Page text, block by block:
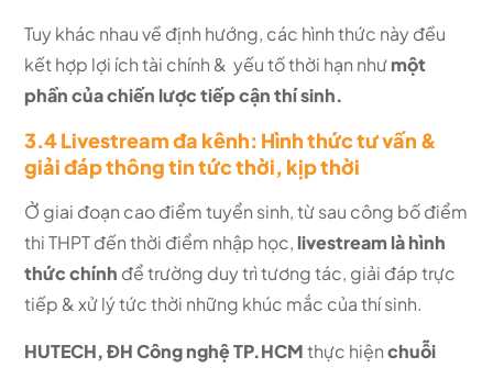
Tuy khác nhau về định hướng, các hình thức này đều
kết hợp lợi ích tài chính & yếu tố thời hạn nhưmột
phần của chiến lược tiếp cận thí sinh.
3.4 Livestream đa kênh: Hình thức tư vấn &
giải đáp thông tin tức thời, kịp thời
Ở giai đoạn cao điểm tuyển sinh, từ sau công bố điểm
thi THPT đến thời điểm nhập học, livestream là hình
thức chính để trường duy trì tương tác, giải đáp trực
tiếp & xử lý tức thời những khúc mắc của thí sinh.
HUTECH,ĐH Công nghệ TP.HCMthực hiệnchuỗi